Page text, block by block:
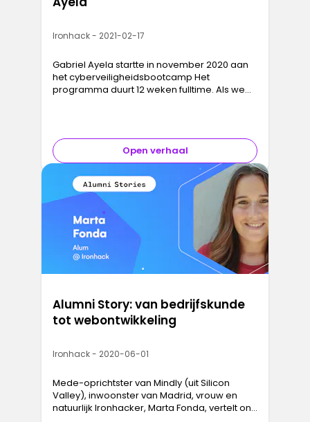
Ironhack - 2021-02-17
Gabriel Ayela startte in november 2020 aan
het cyberveiligheidsbootcamp Het
programma duurt 12 weken fulltime. Als we
Open verhaal
Alumni Story: van bedrijfskunde
tot webontwikkeling
Ironhack - 2020-06-01
Mede-oprichtster van Mindly (uit Silicon
Valley), inwoonster van Madrid, vrouw en
natuurlijk Ironhacker, Marta Fonda, vertelt ons